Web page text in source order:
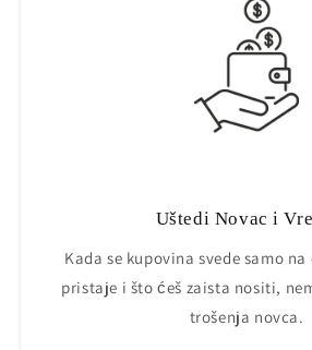
Uštedi Novac i
Kada se kupovina svede samo
pristaje i što ćeš zaista nositi,
trošenja novca.